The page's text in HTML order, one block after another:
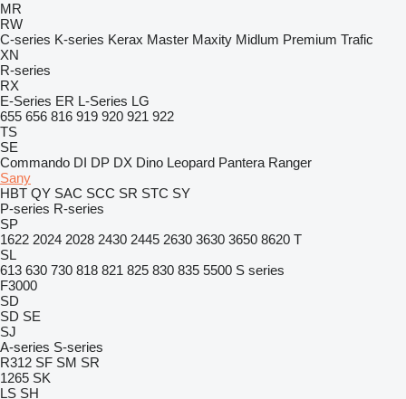
MR
RW
C-series K-series Kerax Master Maxity Midlum Premium Trafic
XN
R-series
RX
E-Series ER L-Series LG
655 656 816 919 920 921 922
TS
SE
Commando DI DP DX Dino Leopard Pantera Ranger
Sany
HBT QY SAC SCC SR STC SY
P-series R-series
SP
1622 2024 2028 2430 2445 2630 3630 3650 8620 T
SL
613 630 730 818 821 825 830 835 5500 S series
F3000
SD
SD SE
SJ
A-series S-series
R312 SF SM SR
1265 SK
LS SH